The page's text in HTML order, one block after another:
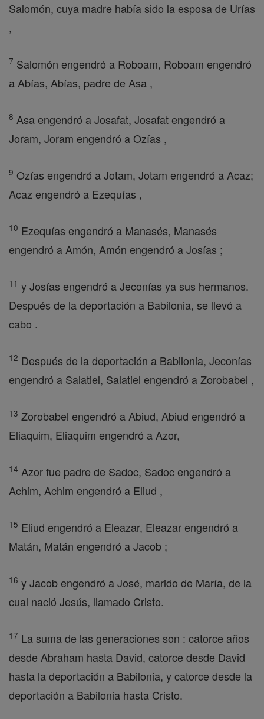
Salomón, cuya madre había sido la esposa de Urías
,
7 Salomón engendró a Roboam, Roboam engendró
a Abías, Abías, padre de Asa ,
8 Asa engendró a Josafat, Josafat engendró a
Joram, Joram engendró a Ozías ,
9 Ozías engendró a Jotam, Jotam engendró a Acaz;
Acaz engendró a Ezequías ,
10 Ezequías engendró a Manasés, Manasés
engendró a Amón, Amón engendró a Josías ;
11 y Josías engendró a Jeconías ya sus hermanos.
Después de la deportación a Babilonia, se llevó a
cabo .
12 Después de la deportación a Babilonia, Jeconías
engendró a Salatiel, Salatiel engendró a Zorobabel ,
13 Zorobabel engendró a Abiud, Abiud engendró a
Eliaquim, Eliaquim engendró a Azor,
14 Azor fue padre de Sadoc, Sadoc engendró a
Achim, Achim engendró a Eliud ,
15 Eliud engendró a Eleazar, Eleazar engendró a
Matán, Matán engendró a Jacob ;
16 y Jacob engendró a José, marido de María, de la
cual nació Jesús, llamado Cristo.
17 La suma de las generaciones son : catorce años
desde Abraham hasta David, catorce desde David
hasta la deportación a Babilonia, y catorce desde la
deportación a Babilonia hasta Cristo.